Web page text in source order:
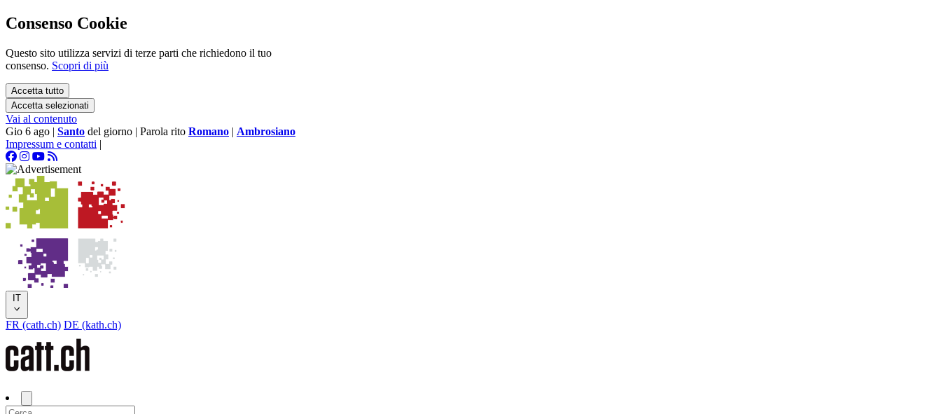
Consenso Cookie
Questo sito utilizza servizi di terze parti che richiedono il tuo
consenso. Scopri di più
Accetta tutto
Accetta selezionati
Vai al contenuto
Gio 6 ago | Santo del giorno | Parola rito Romano | Ambrosiano
Impressum e contatti |
IT
FR (cath.ch) DE (kath.ch)